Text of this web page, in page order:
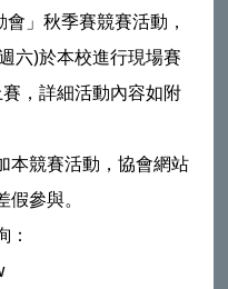
」秋季賽競賽活動，
六)於本校進行現場賽
，詳細活動內容如附
本競賽活動，協會網站
參與。